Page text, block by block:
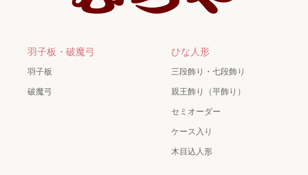
羽子板・破魔弓
羽子板
破魔弓
ひな人形
三段飾り・七段飾り
親王飾り（平飾り）
セミオーダー
ケース入り
木目込人形